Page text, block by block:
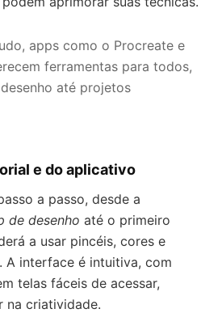
apps como o Procreate e
ferramentas para todos,
até projetos
e do aplicativo
a passo, desde a
de desenho até o primeiro
a usar pincéis, cores e
A interface é intuitiva, com
telas fáceis de acessar,
na criatividade.